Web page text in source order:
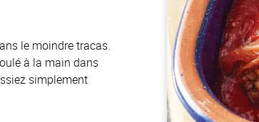
le moindre tracas.
à la main dans
simplement